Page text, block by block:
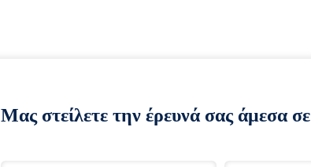
Μας στείλετε την έρευνά σας άμεσα σε